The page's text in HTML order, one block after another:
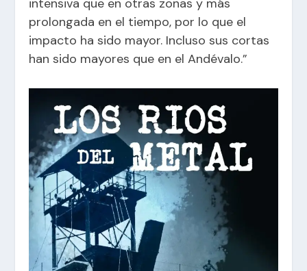
intensiva que en otras zonas y más
prolongada en el tiempo, por lo que el
impacto ha sido mayor. Incluso sus cortas
han sido mayores que en el Andévalo.”